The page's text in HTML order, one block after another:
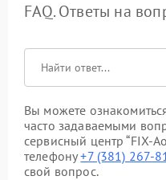
FAQ. Ответы на
Вы можете
часто задаваемыми
сервисный центр “FIX-
телефону+7 (381) 267-
свой вопрос.